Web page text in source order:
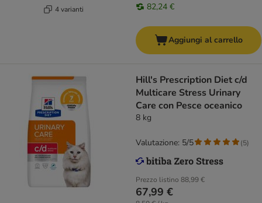
4 varianti 82,24 €
Aggiungi al carrello
Hill's Prescription Diet c/d
Multicare Stress Urinary
Care con Pesce oceanico
8 kg
Prezzo listino 88,99 €
67,99 €
Valutazione: 5/5 (5)